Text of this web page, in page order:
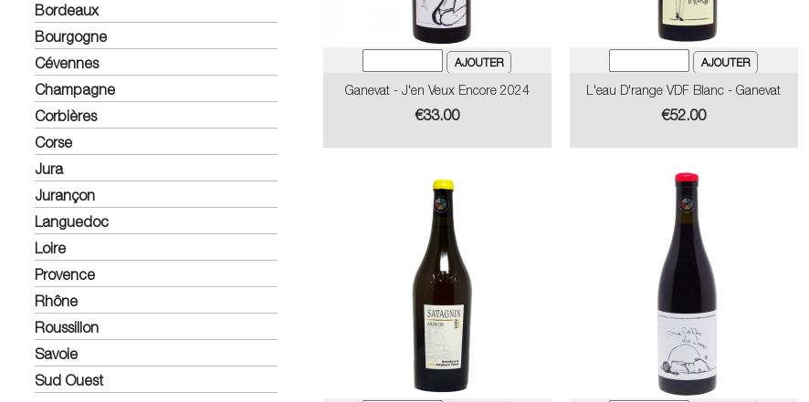
Bordeaux
Bourgogne
Cévennes
Champagne
Corbières
Corse
Jura
Jurançon
Languedoc
Loire
Provence
Rhône
Roussillon
Savoie
Sud Ouest
Ganevat - J'en Veux Encore 2024
Price
€33.00
L'eau D'range VDF Blanc - Ganevat
Price
€52.00